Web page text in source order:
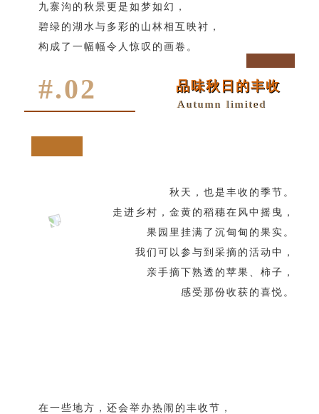
九寨沟的秋景更是如梦如幻，
碧绿的湖水与多彩的山林相互映衬，
构成了一幅幅令人惊叹的画卷。
#.02 品味秋日的丰收
Autumn limited
秋天，也是丰收的季节。
走进乡村，金黄的稻穗在风中摇曳，
果园里挂满了沉甸甸的果实。
我们可以参与到采摘的活动中，
亲手摘下熟透的苹果、柿子，
感受那份收获的喜悦。
在一些地方，还会举办热闹的丰收节，